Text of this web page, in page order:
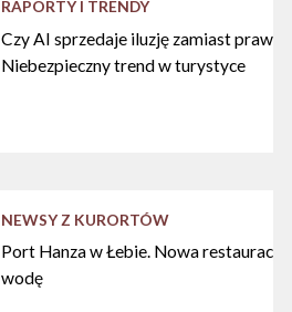
RAPORTY I TRENDY
Czy AI sprzedaje iluzję zamiast
Niebezpieczny trend w turystyce
NEWSY Z KURORTÓW
Port Hanza w Łebie. Nowa restauracja
wodę